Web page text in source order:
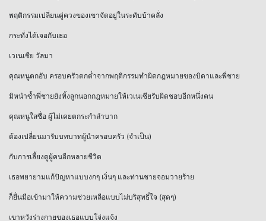
พฤติกรรมเปลี่ยนคู่ควงของเขาจัดอยู่ในระดับบ้าคลั่ง
กระทั่งได้เจอกับเธอ
เวเนเซีย วัลมา
คุณหนูตกอับ ครอบครัวตกต่ำจากพฤติกรรมทำผิดกฎหมายของบิดาและพี่ชาย
มิหนำซ้ำพี่ชายยังทิ้งลูกนอกกฎหมายให้เวเนเซียรับผิดชอบอีกหนึ่งคน
คุณหนูใสซื่อ ผู้ไม่เคยตกระกำลำบาก
ต้องเปลี่ยนมารับบทบาทผู้นำครอบครัว (จำเป็น)
กับการเลี้ยงดูผู้คนอีกหลายชีวิต
เธอพยายามแก้ปัญหาแบบงกๆ เงิ่นๆ และท่านชายจอมวายร้าย
ก็ยื่นมือเข้ามาให้ความช่วยเหลือแบบไม่บริสุทธิ์ใจ (สุดๆ)
เขาหวังร่างกายของเธอแบบโจ่งแจ้ง